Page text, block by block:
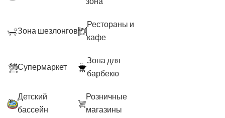
Зона шезлонгов
Рестораны и
кафе
Супермаркет
Зона для
барбекю
Детский
бассейн
Розничные
магазины